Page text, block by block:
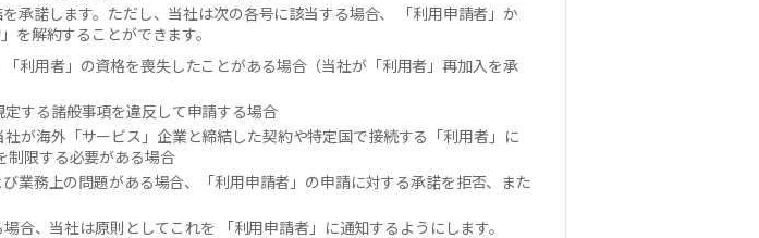
承諾します。ただし、当社は次の各号に該当する場合、 「利用申請者」か
を解約することができます。
利用者」の資格を喪失したことがある場合（当社が「利用者」再加入を承
する諸般事項を違反して申請する場合
が海外「サービス」企業と締結した契約や特定国で接続する「利用者」に
制限する必要がある場合
業務上の問題がある場合、「利用申請者」の申請に対する承諾を拒否、また
、当社は原則としてこれを 「利用申請者」に通知するようにします。